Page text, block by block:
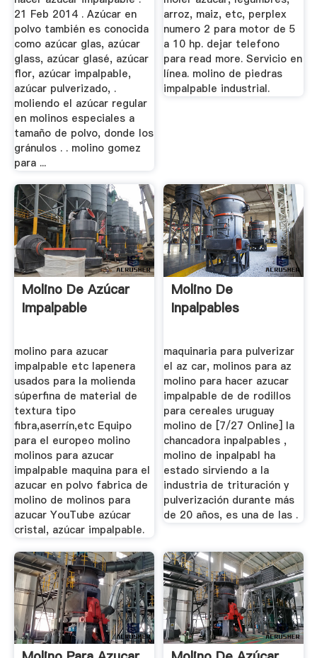
21 Feb 2014 . Azúcar en
polvo también es conocida
como azúcar glas, azúcar
glass, azúcar glasé, azúcar
flor, azúcar impalpable,
azúcar pulverizado, .
moliendo el azúcar regular
en molinos especiales a
tamaño de polvo, donde los
gránulos . . molino gomez
para ...
arroz, maiz, etc, perplex
numero 2 para motor de 5
a 10 hp. dejar telefono
para read more. Servicio en
línea. molino de piedras
impalpable industrial.
Molino De Azúcar
Impalpable
molino para azucar
impalpable etc lapenera
usados para la molienda
súperfina de material de
textura tipo
fibra,aserrín,etc Equipo
para el europeo molino
molinos para azucar
impalpable maquina para el
azucar en polvo fabrica de
molino de molinos para
azucar YouTube azúcar
cristal, azúcar impalpable.
Molino De
Inpalpables
maquinaria para pulverizar
el az car, molinos para az
molino para hacer azucar
impalpable de de rodillos
para cereales uruguay
molino de [7/27 Online] la
chancadora inpalpables ,
molino de inpalpabl ha
estado sirviendo a la
industria de trituración y
pulverización durante más
de 20 años, es una de las .